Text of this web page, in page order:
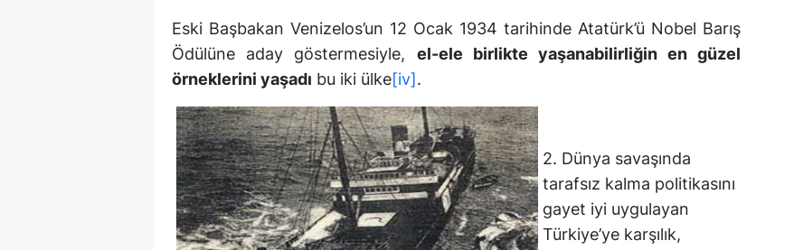
Eski Başbakan Venizelos’un 12 Ocak 1934 tarihinde Atatürk’ü Nobel Barış
Ödülüne aday göstermesiyle, el-ele birlikte yaşanabilirliğin en güzel
örneklerini yaşadı bu iki ülke[iv].
2. Dünya savaşında
tarafsız kalma politikasını
gayet iyi uygulayan
Türkiye’ye karşılık,